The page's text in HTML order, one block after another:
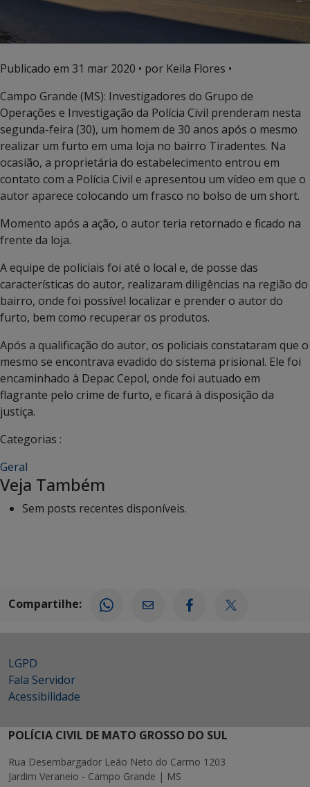
Publicado em 31 mar 2020 • por Keila Flores •
Campo Grande (MS): Investigadores do Grupo de
Operações e Investigação da Polícia Civil prenderam nesta
segunda-feira (30), um homem de 30 anos após o mesmo
realizar um furto em uma loja no bairro Tiradentes. Na
ocasião, a proprietária do estabelecimento entrou em
contato com a Polícia Civil e apresentou um vídeo em que o
autor aparece colocando um frasco no bolso de um short.
Momento após a ação, o autor teria retornado e ficado na
frente da loja.
A equipe de policiais foi até o local e, de posse das
características do autor, realizaram diligências na região do
bairro, onde foi possível localizar e prender o autor do
furto, bem como recuperar os produtos.
Após a qualificação do autor, os policiais constataram que o
mesmo se encontrava evadido do sistema prisional. Ele foi
encaminhado à Depac Cepol, onde foi autuado em
flagrante pelo crime de furto, e ficará à disposição da
justiça.
Categorias :
Geral
Veja Também
Sem posts recentes disponíveis.
Compartilhe:
LGPD
Fala Servidor
Acessibilidade
POLÍCIA CIVIL DE MATO GROSSO DO SUL
Rua Desembargador Leão Neto do Carmo 1203
Jardim Veraneio - Campo Grande | MS